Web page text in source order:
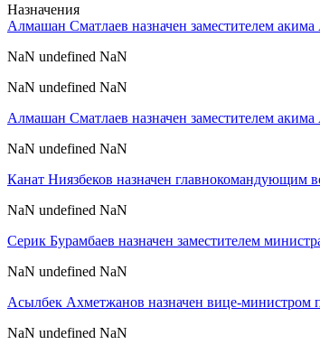
Назначения
Алмашан Сматлаев назначен заместителем
NaN undefined NaN
NaN undefined NaN
Алмашан Сматлаев назначен заместителем
NaN undefined NaN
Канат Ниязбеков назначен главнокомандующим
NaN undefined NaN
Серик Бурамбаев назначен заместителем
NaN undefined NaN
Асылбек Ахметжанов назначен вице-министром
NaN undefined NaN